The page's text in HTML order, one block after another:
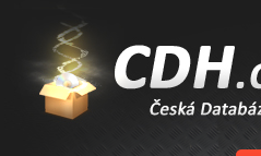
CDH.cz - hry na
PS, XBOX -
databáze her